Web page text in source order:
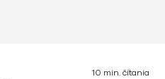
10 min. čítania